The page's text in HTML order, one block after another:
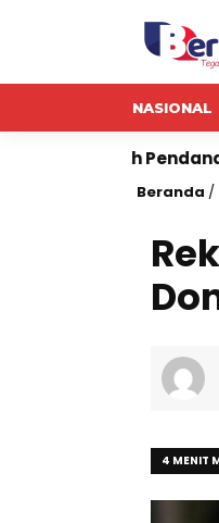
NASIONAL
Strategis
Beranda /
4 MENIT